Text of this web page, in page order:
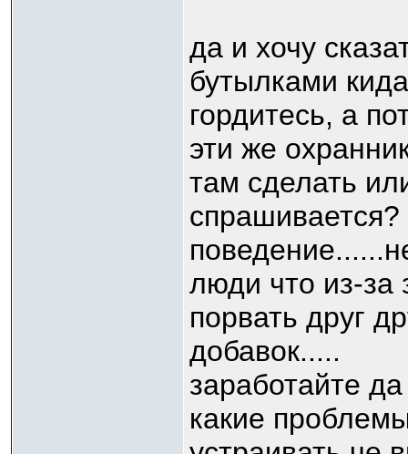
да и хочу
бутылками
гордитесь, а
эти же
там сделать
люди что из-за
порвать друг
добавок.....
заработайте
какие